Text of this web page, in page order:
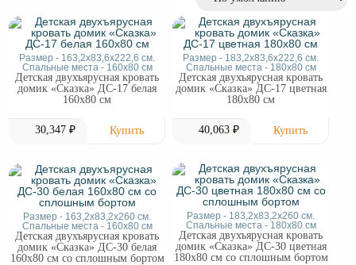
Размер - 163,2х83,6х222,6 см.
Спальные места - 160x80 см
Детская двухъярусная кровать
домик «Сказка» ДС-17 белая
160х80 см
30,347 ₽
Размер - 183,2х83,6х222,6 см.
Спальные места - 180x80 см
Детская двухъярусная кровать
домик «Сказка» ДС-17 цветная
180х80 см
40,063 ₽
Размер - 163,2х83,2х260 см.
Спальные места - 160x80 см
Детская двухъярусная кровать
домик «Сказка» ДС-30 белая
160х80 см со сплошным бортом
Размер - 183,2х83,2х260 см.
Спальные места - 180x80 см
Детская двухъярусная кровать
домик «Сказка» ДС-30 цветная
180х80 см со сплошным бортом